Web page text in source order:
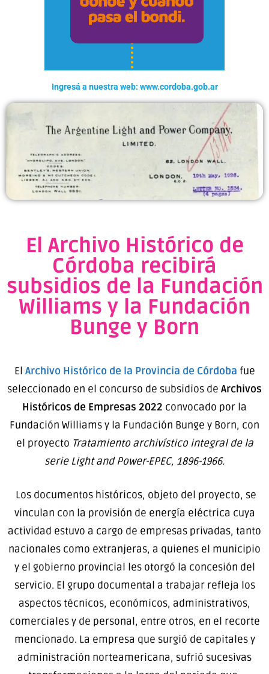
Ingresá a nuestra web: www.cordoba.gob.ar
El Archivo Histórico de
Córdoba recibirá
subsidios de la Fundación
Williams y la Fundación
Bunge y Born
El Archivo Histórico de la Provincia de Córdoba fue
seleccionado en el concurso de subsidios de Archivos
Históricos de Empresas 2022 convocado por la
Fundación Williams y la Fundación Bunge y Born, con
el proyecto Tratamiento archivístico integral de la
serie Light and Power-EPEC, 1896-1966.
Los documentos históricos, objeto del proyecto, se
vinculan con la provisión de energía eléctrica cuya
actividad estuvo a cargo de empresas privadas, tanto
nacionales como extranjeras, a quienes el municipio
y el gobierno provincial les otorgó la concesión del
servicio. El grupo documental a trabajar refleja los
aspectos técnicos, económicos, administrativos,
comerciales y de personal, entre otros, en el recorte
mencionado. La empresa que surgió de capitales y
administración norteamericana, sufrió sucesivas